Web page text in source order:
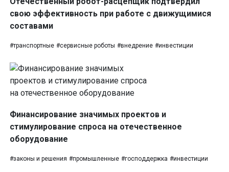
свою эффективность при работе с движущимися
составами
#транспортные #сервисные роботы #внедрение #инвестиции
Финансирование значимых проектов и
стимулирование спроса на отечественное
оборудование
#законы и решения #промышленные #господдержка #инвестиции